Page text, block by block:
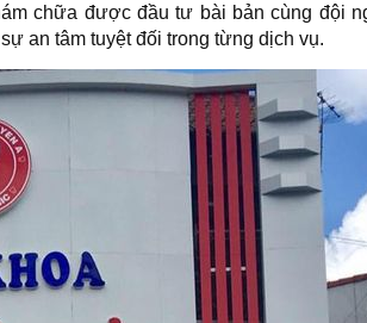
chữa được đầu tư bài bản cùng đội
an tâm tuyệt đối trong từng dịch vụ.